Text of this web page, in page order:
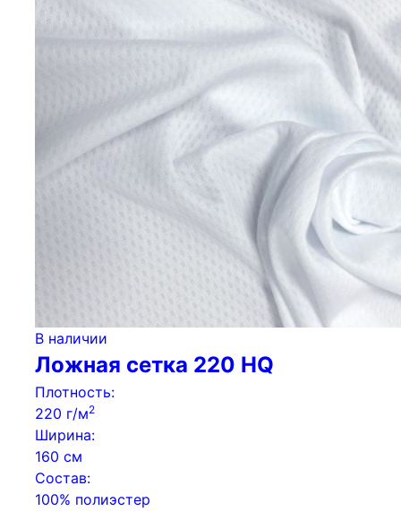
В наличии
Ложная сетка 220 HQ
Плотность:
220 г/м2
Ширина:
160 см
Состав:
100% полиэстер